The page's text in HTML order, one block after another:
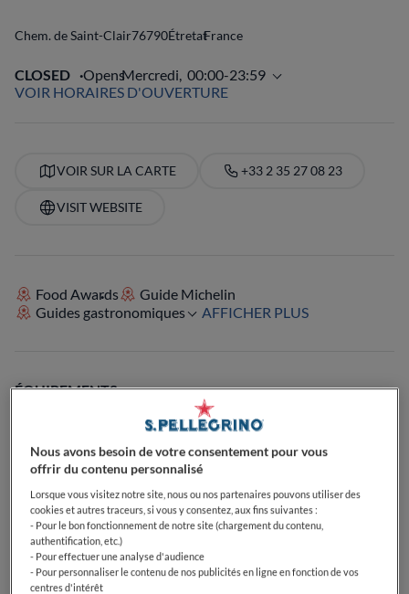
Chem. de Saint-Clair76790ÉtretatFrance
CLOSED OpensMercredi, 00:00-23:59
VOIR HORAIRES D'OUVERTURE
VOIR SUR LA CARTE +33 2 35 27 08 23
VISIT WEBSITE
Food Awards
Guide Michelin
Guides gastronomiques
AFFICHER PLUS
ÉQUIPEMENTS
Passionné de café
Parfait pour le déjeuner
Parfait pour le dîner
Parfait pour le Brunch
Végétarien
Terrasse
Parfait pour familles avec enfants
Nous avons besoin de votre consentement pour vous
offrir du contenu personnalisé
Lorsque vous visitez notre site, nous ou nos partenaires pouvons utiliser des
cookies et autres traceurs, si vous y consentez, aux fins suivantes :
- Pour le bon fonctionnement de notre site (chargement du contenu,
authentification, etc.)
- Pour effectuer une analyse d'audience
- Pour personnaliser le contenu de nos publicités en ligne en fonction de vos
centres d'intérêt